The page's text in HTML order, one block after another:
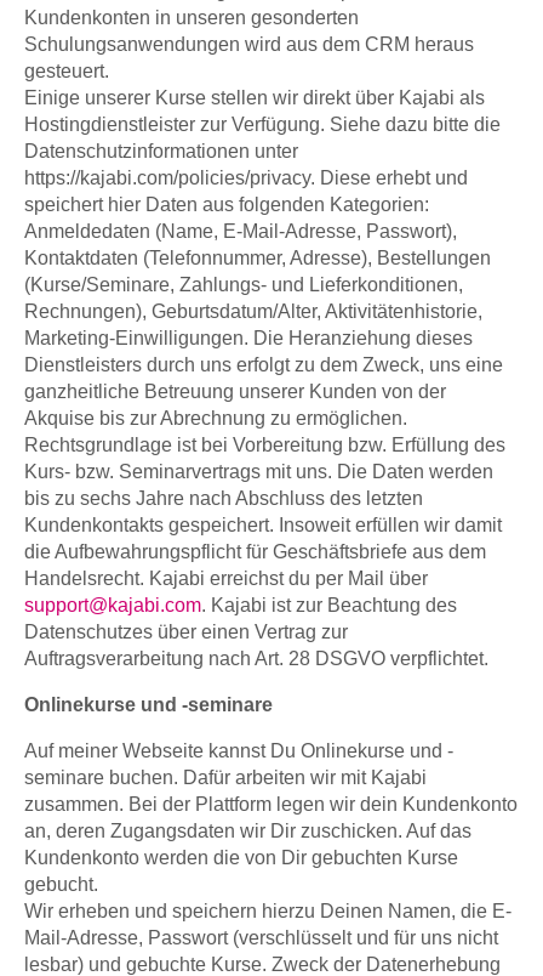
Kundenkonten in unseren gesonderten
Schulungsanwendungen wird aus dem CRM heraus
gesteuert.
Einige unserer Kurse stellen wir direkt über Kajabi als
Hostingdienstleister zur Verfügung. Siehe dazu bitte die
Datenschutzinformationen unter
https://kajabi.com/policies/privacy. Diese erhebt und
speichert hier Daten aus folgenden Kategorien:
Anmeldedaten (Name, E-Mail-Adresse, Passwort),
Kontaktdaten (Telefonnummer, Adresse), Bestellungen
(Kurse/Seminare, Zahlungs- und Lieferkonditionen,
Rechnungen), Geburtsdatum/Alter, Aktivitätenhistorie,
Marketing-Einwilligungen. Die Heranziehung dieses
Dienstleisters durch uns erfolgt zu dem Zweck, uns eine
ganzheitliche Betreuung unserer Kunden von der
Akquise bis zur Abrechnung zu ermöglichen.
Rechtsgrundlage ist bei Vorbereitung bzw. Erfüllung des
Kurs- bzw. Seminarvertrags mit uns. Die Daten werden
bis zu sechs Jahre nach Abschluss des letzten
Kundenkontakts gespeichert. Insoweit erfüllen wir damit
die Aufbewahrungspflicht für Geschäftsbriefe aus dem
Handelsrecht. Kajabi erreichst du per Mail über
support@kajabi.com. Kajabi ist zur Beachtung des
Datenschutzes über einen Vertrag zur
Auftragsverarbeitung nach Art. 28 DSGVO verpflichtet.
Onlinekurse und -seminare
Auf meiner Webseite kannst Du Onlinekurse und -
seminare buchen. Dafür arbeiten wir mit Kajabi
zusammen. Bei der Plattform legen wir dein Kundenkonto
an, deren Zugangsdaten wir Dir zuschicken. Auf das
Kundenkonto werden die von Dir gebuchten Kurse
gebucht.
Wir erheben und speichern hierzu Deinen Namen, die E-
Mail-Adresse, Passwort (verschlüsselt und für uns nicht
lesbar) und gebuchte Kurse. Zweck der Datenerhebung